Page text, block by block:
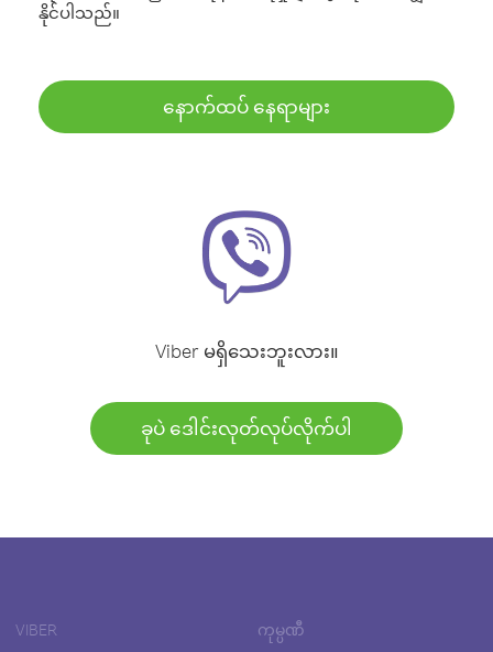
နိုင်ပါသည်။
နောက်ထပ် နေရာများ
Viber မရှိသေးဘူးလား။
ခုပဲ ဒေါင်းလုတ်လုပ်လိုက်ပါ
VIBER ကုမ္ပဏီ